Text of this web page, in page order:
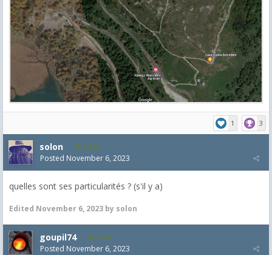
1 3
solon 1,548
Posted November 6, 2023
quelles sont ses particularités ? (s'il y a)
Edited November 6, 2023 by solon
goupil74 2,545
Posted November 6, 2023